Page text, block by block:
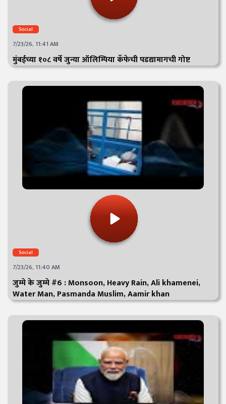
Social
7/23/26, 11:41 AM
मुंबईच्या १०८ वर्षे जुन्या ऑलिम्पिया कॅफेची पडद्यामागची गोष्ट
Social
7/23/26, 11:40 AM
जुम्मे के जुम्मे #6 : Monsoon, Heavy Rain, Ali khamenei,
Water Man, Pasmanda Muslim, Aamir khan